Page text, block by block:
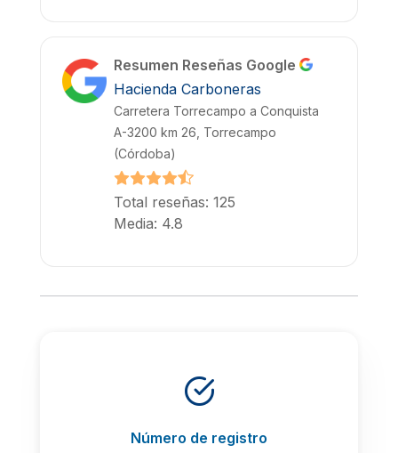
Resumen Reseñas Google
Hacienda Carboneras
Carretera Torrecampo a Conquista
A-3200 km 26, Torrecampo
(Córdoba)
Total reseñas: 125
Media: 4.8
Número de registro